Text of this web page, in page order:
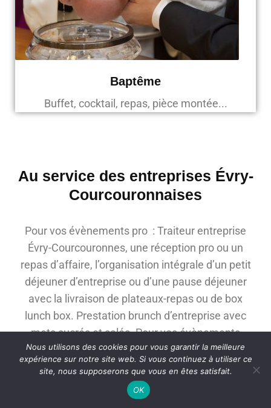
Baptême
Buffet, cocktail, repas, pièce montée...
Au service des entreprises Évry-
Courcouronnaises
Pour vos évènements pro : Traiteur entreprise
Évry-Courcouronnes, une réception pro ou un
repas d’affaire, l’organisation intégrale d’un petit
déjeuner d’entreprise ou d’une pause déjeuner
avec la livraison de plateaux-repas ou de box
lunch box. Prestation brunch d’entreprise avec
mets sucrés et salés. Pour vos évènements
d’ampleur nous proposons la restauration pour
votre séminaire ou lors de votre salon
professionnel…
Nous utilisons des cookies pour vous garantir la meilleure
expérience sur notre site web. Si vous continuez à utiliser ce
site, nous supposerons que vous en êtes satisfait.
OK